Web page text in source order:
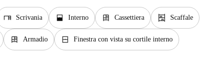
desk Scrivania window_open Interno dresser Cassettiera shelves Scaffale
dresser Armadio window_closed Finestra con vista su cortile interno